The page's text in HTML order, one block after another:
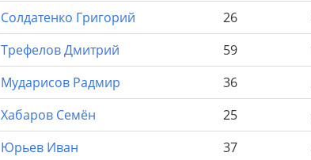
Солдатенко Григорий 26
ТрефеловДмитрий 59
Мударисов Радмир 36
Хабаров Семён 25
Юрьев Иван 37